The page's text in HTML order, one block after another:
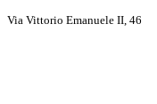
Via Vittorio Emanuele II, 46